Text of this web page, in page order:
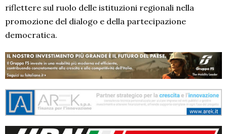
riflettere sul ruolo delle istituzioni regionali nella
promozione del dialogo e della partecipazione
democratica.